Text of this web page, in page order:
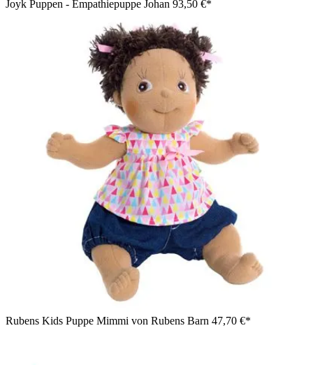
Joyk Puppen - Empathiepuppe Johan 93,50 €*
Rubens Kids Puppe Mimmi von Rubens Barn 47,70 €*